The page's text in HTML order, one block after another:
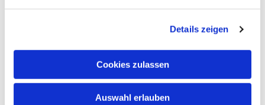
Details zeigen
Cookies zulassen
Auswahl erlauben